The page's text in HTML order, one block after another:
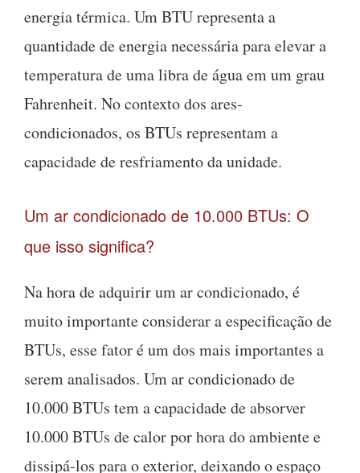
energia térmica. Um BTU representa a
quantidade de energia necessária para elevar a
temperatura de uma libra de água em um grau
Fahrenheit. No contexto dos ares-
condicionados, os BTUs representam a
capacidade de resfriamento da unidade.
Um ar condicionado de 10.000 BTUs: O
que isso significa?
Na hora de adquirir um ar condicionado, é
muito importante considerar a especificação de
BTUs, esse fator é um dos mais importantes a
serem analisados. Um ar condicionado de
10.000 BTUs tem a capacidade de absorver
10.000 BTUs de calor por hora do ambiente e
dissipá-los para o exterior, deixando o espaço